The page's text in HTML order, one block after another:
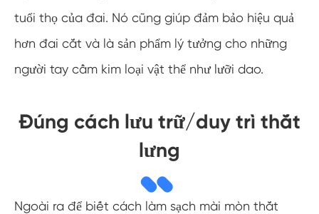
tuổi thọ của đai. Nó cũng giúp đảm bảo hiệu quả
hơn đai cắt và là sản phẩm lý tưởng cho những
người tay cầm kim loại vật thể như lưỡi dao.
Đúng cách lưu trữ/duy trì thắt
lưng
Ngoài ra để biết cách làm sạch mài mòn thắt